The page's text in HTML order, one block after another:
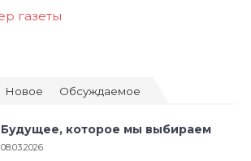
Новое Обсуждаемое
Будущее, которое мы выбираем
08.03.2026